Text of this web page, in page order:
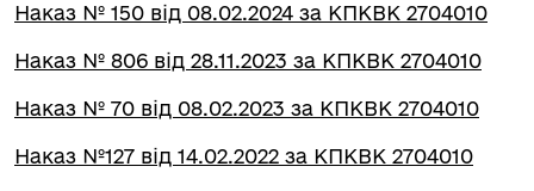
Наказ № 150 від 08.02.2024 за КПКВК 2704010
Наказ № 806 від 28.11.2023 за КПКВК 2704010
Наказ № 70 від 08.02.2023 за КПКВК 2704010
Наказ №127 від 14.02.2022 за КПКВК 2704010